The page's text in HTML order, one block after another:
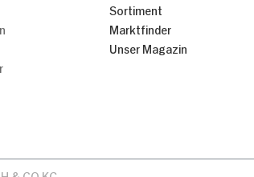
Sortiment
Marktfinder
Unser Magazin